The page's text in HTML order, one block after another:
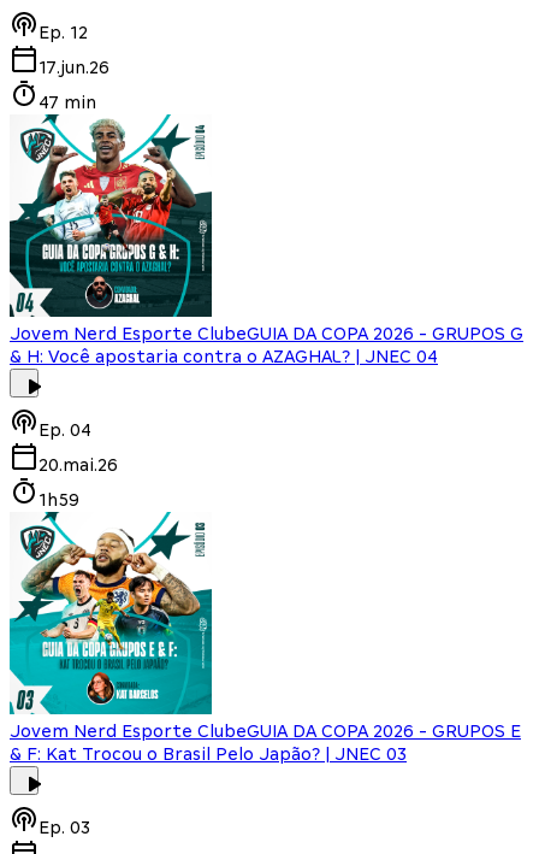
Ep. 12
17.jun.26
47 min
Jovem Nerd Esporte ClubeGUIA DA COPA 2026 - GRUPOS G
& H: Você apostaria contra o AZAGHAL? | JNEC 04
Ep. 04
20.mai.26
1h59
Jovem Nerd Esporte ClubeGUIA DA COPA 2026 - GRUPOS E
& F: Kat Trocou o Brasil Pelo Japão? | JNEC 03
Ep. 03